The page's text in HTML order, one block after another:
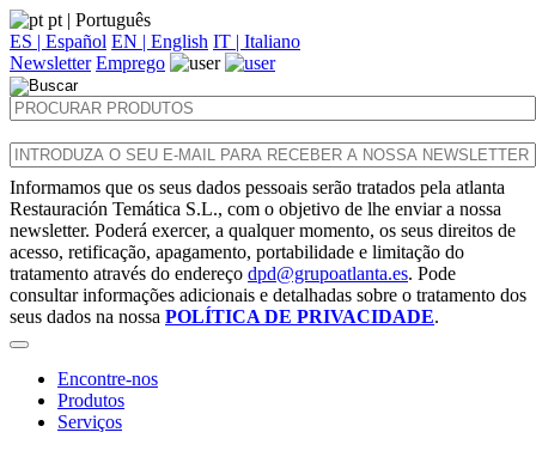
pt | Português
ES | Español EN | English IT | Italiano
Newsletter Emprego
Informamos que os seus dados pessoais serão tratados pela atlanta
Restauración Temática S.L., com o objetivo de lhe enviar a nossa
newsletter. Poderá exercer, a qualquer momento, os seus direitos de
acesso, retificação, apagamento, portabilidade e limitação do
tratamento através do endereço dpd@grupoatlanta.es. Pode
consultar informações adicionais e detalhadas sobre o tratamento dos
seus dados na nossa POLÍTICA DE PRIVACIDADE.
Encontre-nos
Produtos
Serviços